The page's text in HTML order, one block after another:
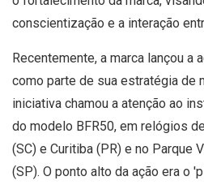
conscientização e a interação
Recentemente, a marca lançou a
como parte de sua estratégia de
iniciativa chamou a atenção ao
do modelo BFR50, em relógios
(SC) e Curitiba (PR) e no Parque
(SP). O ponto alto da ação era o